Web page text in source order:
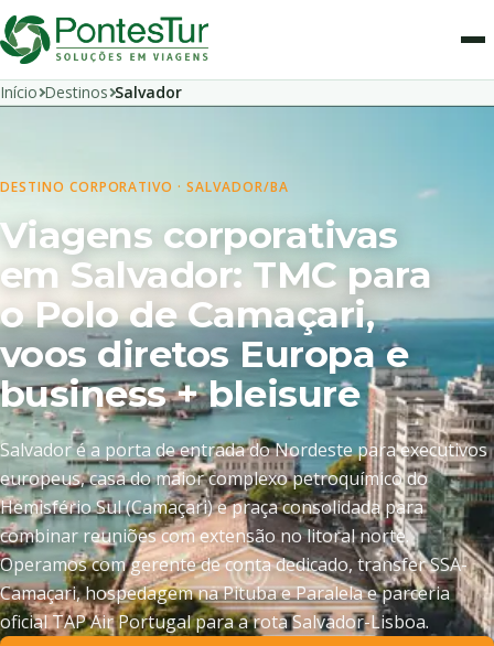
Início Destinos Salvador
DESTINO CORPORATIVO · SALVADOR/BA
Viagens corporativas
em Salvador: TMC para
o Polo de Camaçari,
voos diretos Europa e
business + bleisure
Salvador é a porta de entrada do Nordeste para executivos
europeus, casa do maior complexo petroquímico do
Hemisfério Sul (Camaçari) e praça consolidada para
combinar reuniões com extensão no litoral norte.
Operamos com gerente de conta dedicado, transfer SSA-
Camaçari, hospedagem na Pituba e Paralela e parceria
oficial TAP Air Portugal para a rota Salvador-Lisboa.